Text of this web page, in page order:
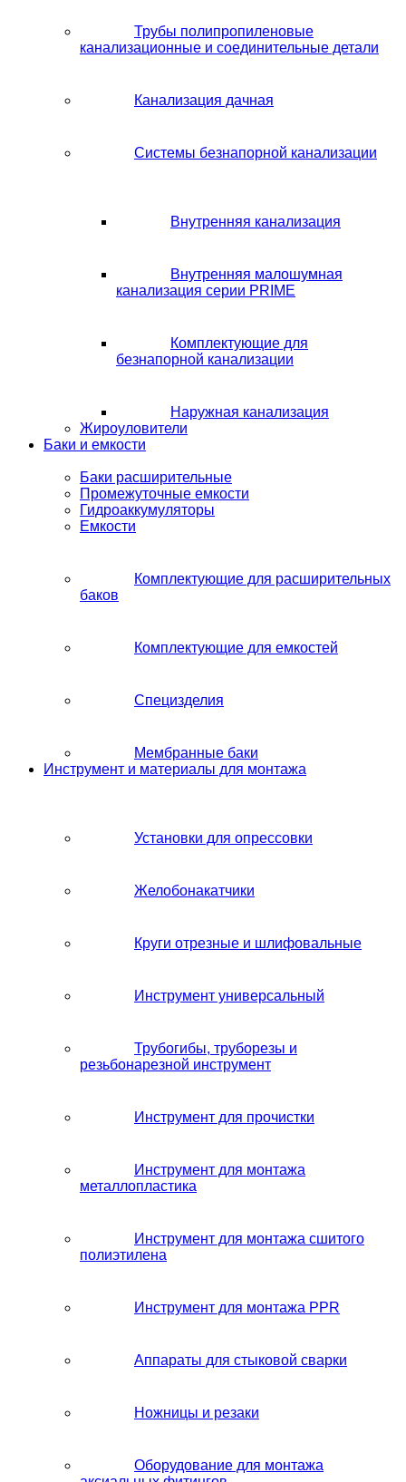
Трубы полипропиленовые
канализационные и соединительные детали
Канализация дачная
Системы безнапорной канализации
Внутренняя канализация
Внутренняя малошумная
канализация серии PRIME
Комплектующие для
безнапорной канализации
Наружная канализация
Жироуловители
Баки и емкости
Баки расширительные
Промежуточные емкости
Гидроаккумуляторы
Емкости
Комплектующие для расширительных
баков
Комплектующие для емкостей
Специзделия
Мембранные баки
Инструмент и материалы для монтажа
Установки для опрессовки
Желобонакатчики
Круги отрезные и шлифовальные
Инструмент универсальный
Трубогибы, труборезы и
резьбонарезной инструмент
Инструмент для прочистки
Инструмент для монтажа
металлопластика
Инструмент для монтажа сшитого
полиэтилена
Инструмент для монтажа PPR
Аппараты для стыковой сварки
Ножницы и резаки
Оборудование для монтажа